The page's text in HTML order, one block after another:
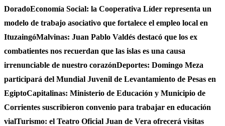
DoradoEconomía Social: la Cooperativa Líder representa un
modelo de trabajo asociativo que fortalece el empleo local en
ItuzaingóMalvinas: Juan Pablo Valdés destacó que los ex
combatientes nos recuerdan que las islas es una causa
irrenunciable de nuestro corazónDeportes: Domingo Meza
participará del Mundial Juvenil de Levantamiento de Pesas en
EgiptoCapitalinas: Ministerio de Educación y Municipio de
Corrientes suscribieron convenio para trabajar en educación
vialTurismo: el Teatro Oficial Juan de Vera ofrecerá visitas